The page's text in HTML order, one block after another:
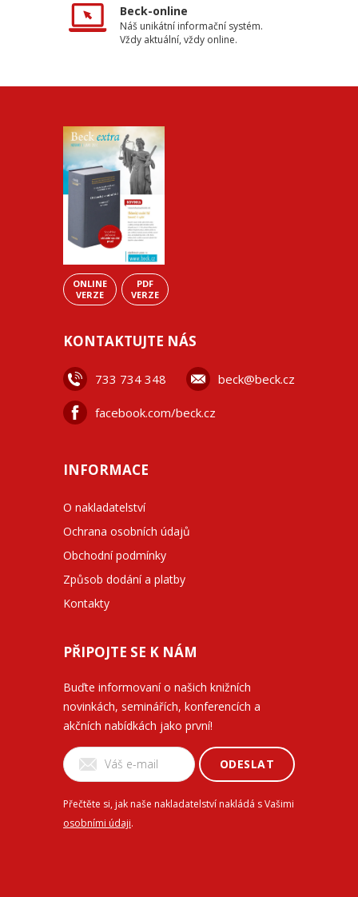
Beck-online
Náš unikátní informační systém.
Vždy aktuální, vždy online.
ONLINE
VERZE
PDF
VERZE
KONTAKTUJTE NÁS
733 734 348 beck@beck.cz
facebook.com/beck.cz
INFORMACE
O nakladatelství
Ochrana osobních údajů
Obchodní podmínky
Způsob dodání a platby
Kontakty
PŘIPOJTE SE K NÁM
Buďte informovaní o našich knižních
novinkách, seminářích, konferencích a
akčních nabídkách jako první!
ODESLAT
Přečtěte si, jak naše nakladatelství nakládá s Vašimi
osobními údaji.